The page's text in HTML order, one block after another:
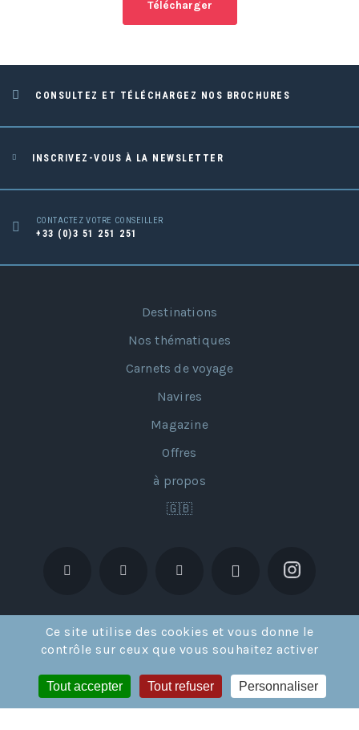
Ce site utilise des cookies et vous donne le
contrôle sur ceux que vous souhaitez activer
Tout accepter Tout refuser Personnaliser
Télécharger
CONSULTEZ ET TÉLÉCHARGEZ NOS BROCHURES
INSCRIVEZ-VOUS À LA NEWSLETTER
CONTACTEZ VOTRE CONSEILLER
+33 (0)3 51 251 251
Destinations
Nos thématiques
Carnets de voyage
Navires
Magazine
Offres
à propos
🇬🇧
Licence de Tour Opérateur en France IM02117002 et en Suisse